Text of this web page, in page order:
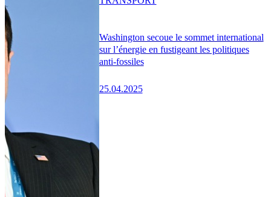
Washington secoue le sommet international
sur l’énergie en fustigeant les politiques
anti-fossiles
25.04.2025